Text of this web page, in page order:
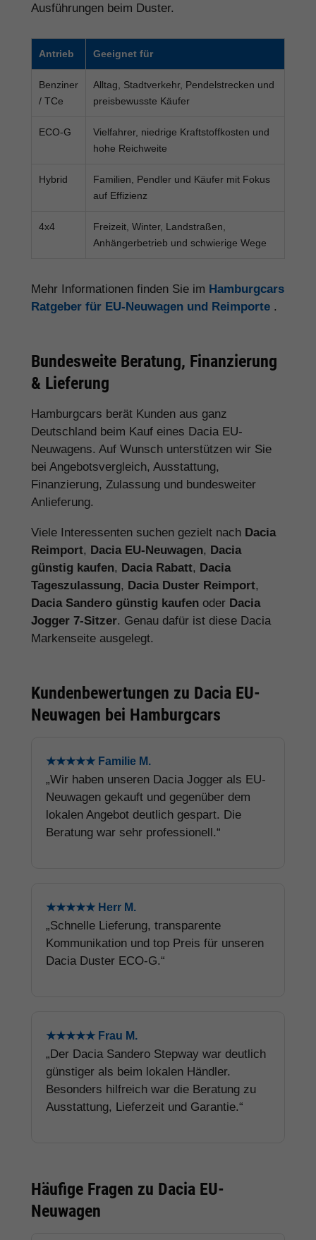
Ausführungen beim Duster.
Antrieb Geeignet für
Benziner
/ TCe
Alltag, Stadtverkehr, Pendelstrecken und
preisbewusste Käufer
ECO-G
Vielfahrer, niedrige Kraftstoffkosten und
hohe Reichweite
Hybrid
Familien, Pendler und Käufer mit Fokus
auf Effizienz
4x4
Freizeit, Winter, Landstraßen,
Anhängerbetrieb und schwierige Wege
Mehr Informationen finden Sie im Hamburgcars
Ratgeber für EU-Neuwagen und Reimporte .
Bundesweite Beratung, Finanzierung
& Lieferung
Hamburgcars berät Kunden aus ganz
Deutschland beim Kauf eines Dacia EU-
Neuwagens. Auf Wunsch unterstützen wir Sie
bei Angebotsvergleich, Ausstattung,
Finanzierung, Zulassung und bundesweiter
Anlieferung.
Viele Interessenten suchen gezielt nach Dacia
Reimport, Dacia EU-Neuwagen, Dacia
günstig kaufen, Dacia Rabatt, Dacia
Tageszulassung, Dacia Duster Reimport,
Dacia Sandero günstig kaufen oder Dacia
Jogger 7-Sitzer. Genau dafür ist diese Dacia
Markenseite ausgelegt.
Kundenbewertungen zu Dacia EU-
Neuwagen bei Hamburgcars
★★★★★ Familie M.
„Wir haben unseren Dacia Jogger als EU-
Neuwagen gekauft und gegenüber dem
lokalen Angebot deutlich gespart. Die
Beratung war sehr professionell.“
★★★★★ Herr M.
„Schnelle Lieferung, transparente
Kommunikation und top Preis für unseren
Dacia Duster ECO-G.“
★★★★★ Frau M.
„Der Dacia Sandero Stepway war deutlich
günstiger als beim lokalen Händler.
Besonders hilfreich war die Beratung zu
Ausstattung, Lieferzeit und Garantie.“
Häufige Fragen zu Dacia EU-
Neuwagen